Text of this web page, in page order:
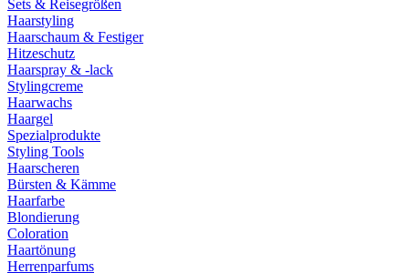
Sets & Reisegrößen
Haarstyling
Haarschaum & Festiger
Hitzeschutz
Haarspray & -lack
Stylingcreme
Haarwachs
Haargel
Spezialprodukte
Styling Tools
Haarscheren
Bürsten & Kämme
Haarfarbe
Blondierung
Coloration
Haartönung
Herrenparfums